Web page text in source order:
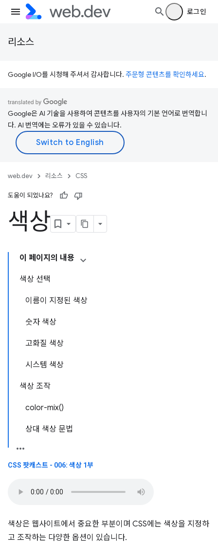
로그인
리소스
Google I/O를 시청해 주셔서 감사합니다. 주문형 콘텐츠를 확인하세요.
Google은 AI 기술을 사용하여 콘텐츠를 사용자의 기본 언어로 번역합니
다. AI 번역에는 오류가 있을 수 있습니다.
web.dev 리소스 CSS
도움이 되었나요?
색상
이 페이지의 내용
색상 선택
이름이 지정된 색상
숫자 색상
고화질 색상
시스템 색상
색상 조작
color-mix()
상대 색상 문법
CSS 팟캐스트 - 006: 색상 1부
색상은 웹사이트에서 중요한 부분이며 CSS에는 색상을 지정하
고 조작하는 다양한 옵션이 있습니다.